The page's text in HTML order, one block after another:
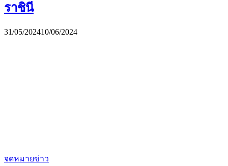
ราชินี
31/05/202410/06/2024
จดหมายข่าว